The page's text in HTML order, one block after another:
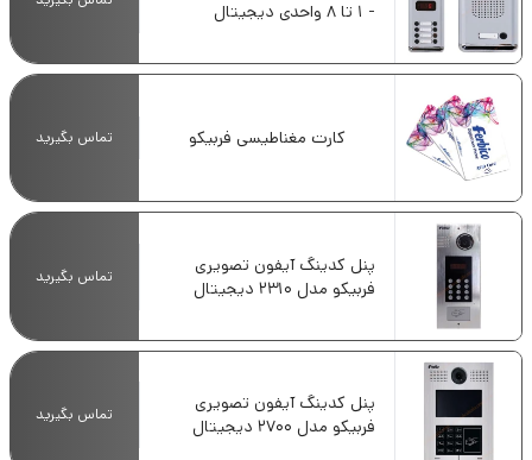
- 1 تا 8 واحدی دیجیتال
کارت مغناطیسی فربیکو تماس بگیرید
پنل کدینگ آیفون تصویری
فربیکو مدل 2310 دیجیتال
تماس بگیرید
پنل کدینگ آیفون تصویری
فربیکو مدل 2700 دیجیتال
تماس بگیرید